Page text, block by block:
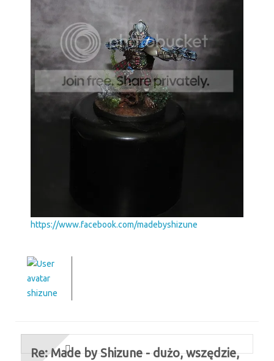
https://www.facebook.com/madebyshizune
shizune
Re: Made by Shizune - dużo, wszędzie,